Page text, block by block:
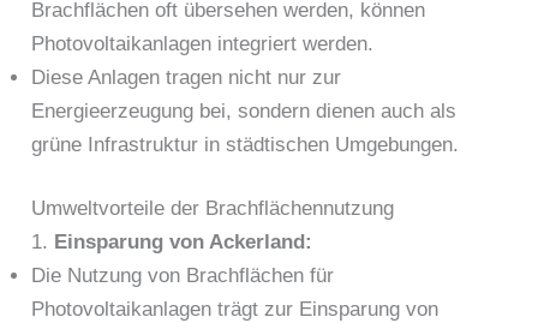
Brachflächen oft übersehen werden, können
Photovoltaikanlagen integriert werden.
Diese Anlagen tragen nicht nur zur
Energieerzeugung bei, sondern dienen auch als
grüne Infrastruktur in städtischen Umgebungen.
Umweltvorteile der Brachflächennutzung
1. Einsparung von Ackerland:
Die Nutzung von Brachflächen für
Photovoltaikanlagen trägt zur Einsparung von